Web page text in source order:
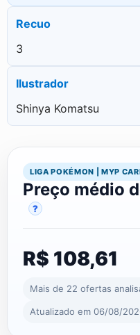
Recuo
3
Ilustrador
Shinya Komatsu
LIGA POKÉMON | MYP
Preço médio
?
R$ 108,61
Mais de 22 ofertas
Atualizado em 06/08/